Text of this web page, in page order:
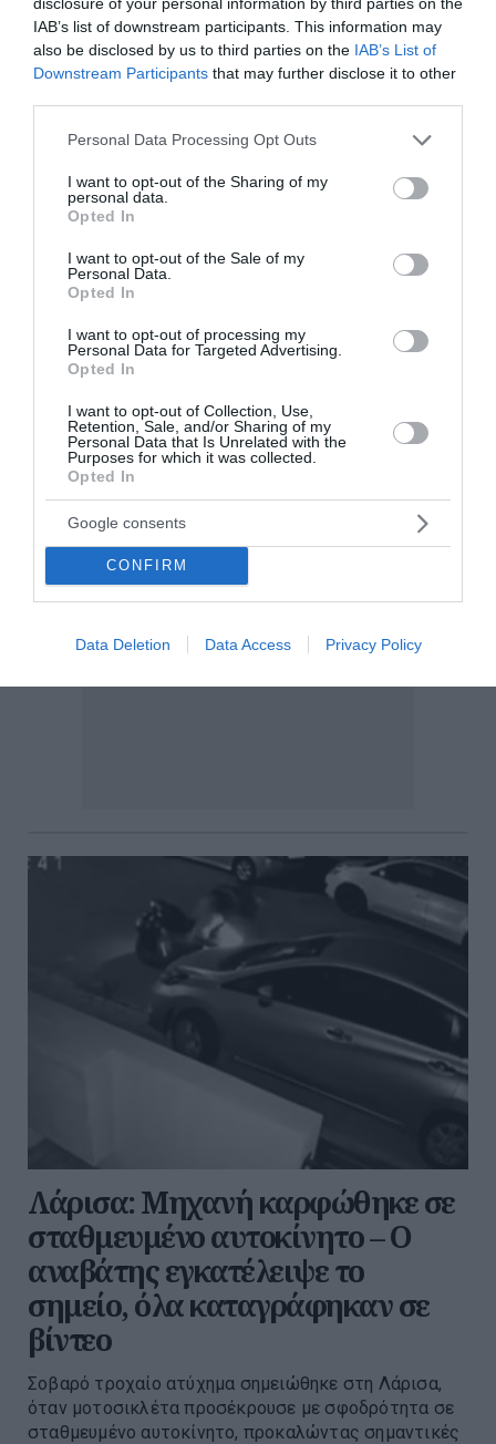
IAB’s list of downstream participants. This information may
also be disclosed by us to third parties on the IAB’s List of
Downstream Participants that may further disclose it to other
Please note that this website/app uses one or more Google
not limited to your visit or usage behaviour. You may click to
grant or deny consent to Google and its third-party tags to
use your data for below specified purposes in below Google
consent section.
Personal Data Processing Opt Outs
I want to opt-out of the Sharing of my
personal data.
Opted In
I want to opt-out of the Sale of my
Personal Data.
Opted In
I want to opt-out of processing my
Personal Data for Targeted Advertising.
Opted In
I want to opt-out of Collection, Use,
Retention, Sale, and/or Sharing of my
Personal Data that Is Unrelated with the
Purposes for which it was collected.
Opted In
Google consents
CONFIRM
Data Deletion Data Access Privacy Policy
της Συκιάς στη Χαλκιδική. Οι πυροσβέστες
μετέφεραν τη γυναίκα με φορείο σε ασφαλές σημείο,
όπου την παρέλαβε ασθ...
Λάρισα: Μηχανή καρφώθηκε σε
σταθμευμένο αυτοκίνητο – Ο
αναβάτης εγκατέλειψε το
σημείο, όλα καταγράφηκαν σε
βίντεο
Σοβαρό τροχαίο ατύχημα σημειώθηκε στη Λάρισα,
όταν μοτοσικλέτα προσέκρουσε με σφοδρότητα σε
σταθμευμένο αυτοκίνητο, προκαλώντας σημαντικές